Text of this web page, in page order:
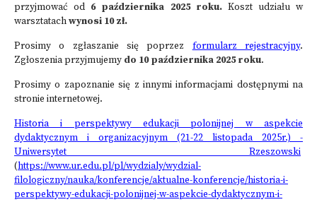
przyjmować od 6 października 2025 roku. Koszt udziału w
warsztatachwynosi 10 zł.
Prosimy o zgłaszanie się poprzez formularz rejestracyjny.
Zgłoszenia przyjmujemy do 10 października 2025 roku.
Prosimy o zapoznanie się z innymi informacjami dostępnymi na
stronie internetowej.
Historia i perspektywy edukacji polonijnej w aspekcie
dydaktycznym i organizacyjnym (21-22 listopada 2025r.) -
Uniwersytet Rzeszowski
(https://www.ur.edu.pl/pl/wydzialy/wydzial-
filologiczny/nauka/konferencje/aktualne-konferencje/historia-i-
perspektywy-edukacji-polonijnej-w-aspekcie-dydaktycznym-i-